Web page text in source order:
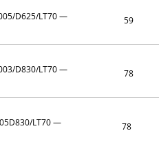
D625/LT70 —
59
D830/LT70 —
78
LT70 —
78